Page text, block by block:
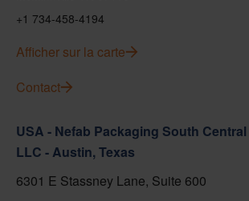
+1 734-458-4194
Afficher sur la carte
Contact
USA - Nefab Packaging South Central
LLC - Austin, Texas
6301 E Stassney Lane, Suite 600